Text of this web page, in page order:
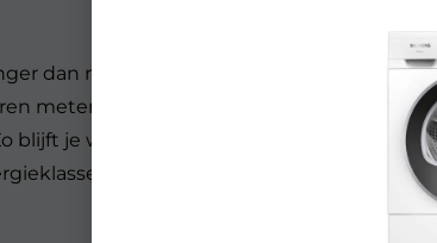
dan nodig met de Siemens
meten de hoeveelheid was en vocht in
blijft je was beter beschermd en daalt je
C bespaart tot € 200,- over de